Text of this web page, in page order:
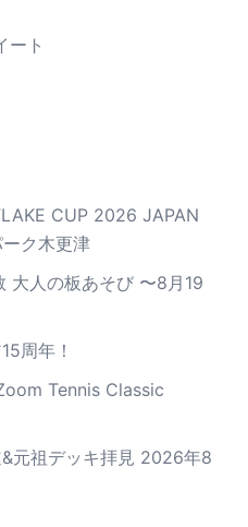
ート
CUP 2026 JAPAN
ク木更津
大人の板あそび 〜8月19
周年！
Tennis Classic
&元祖デッキ拝見 2026年8